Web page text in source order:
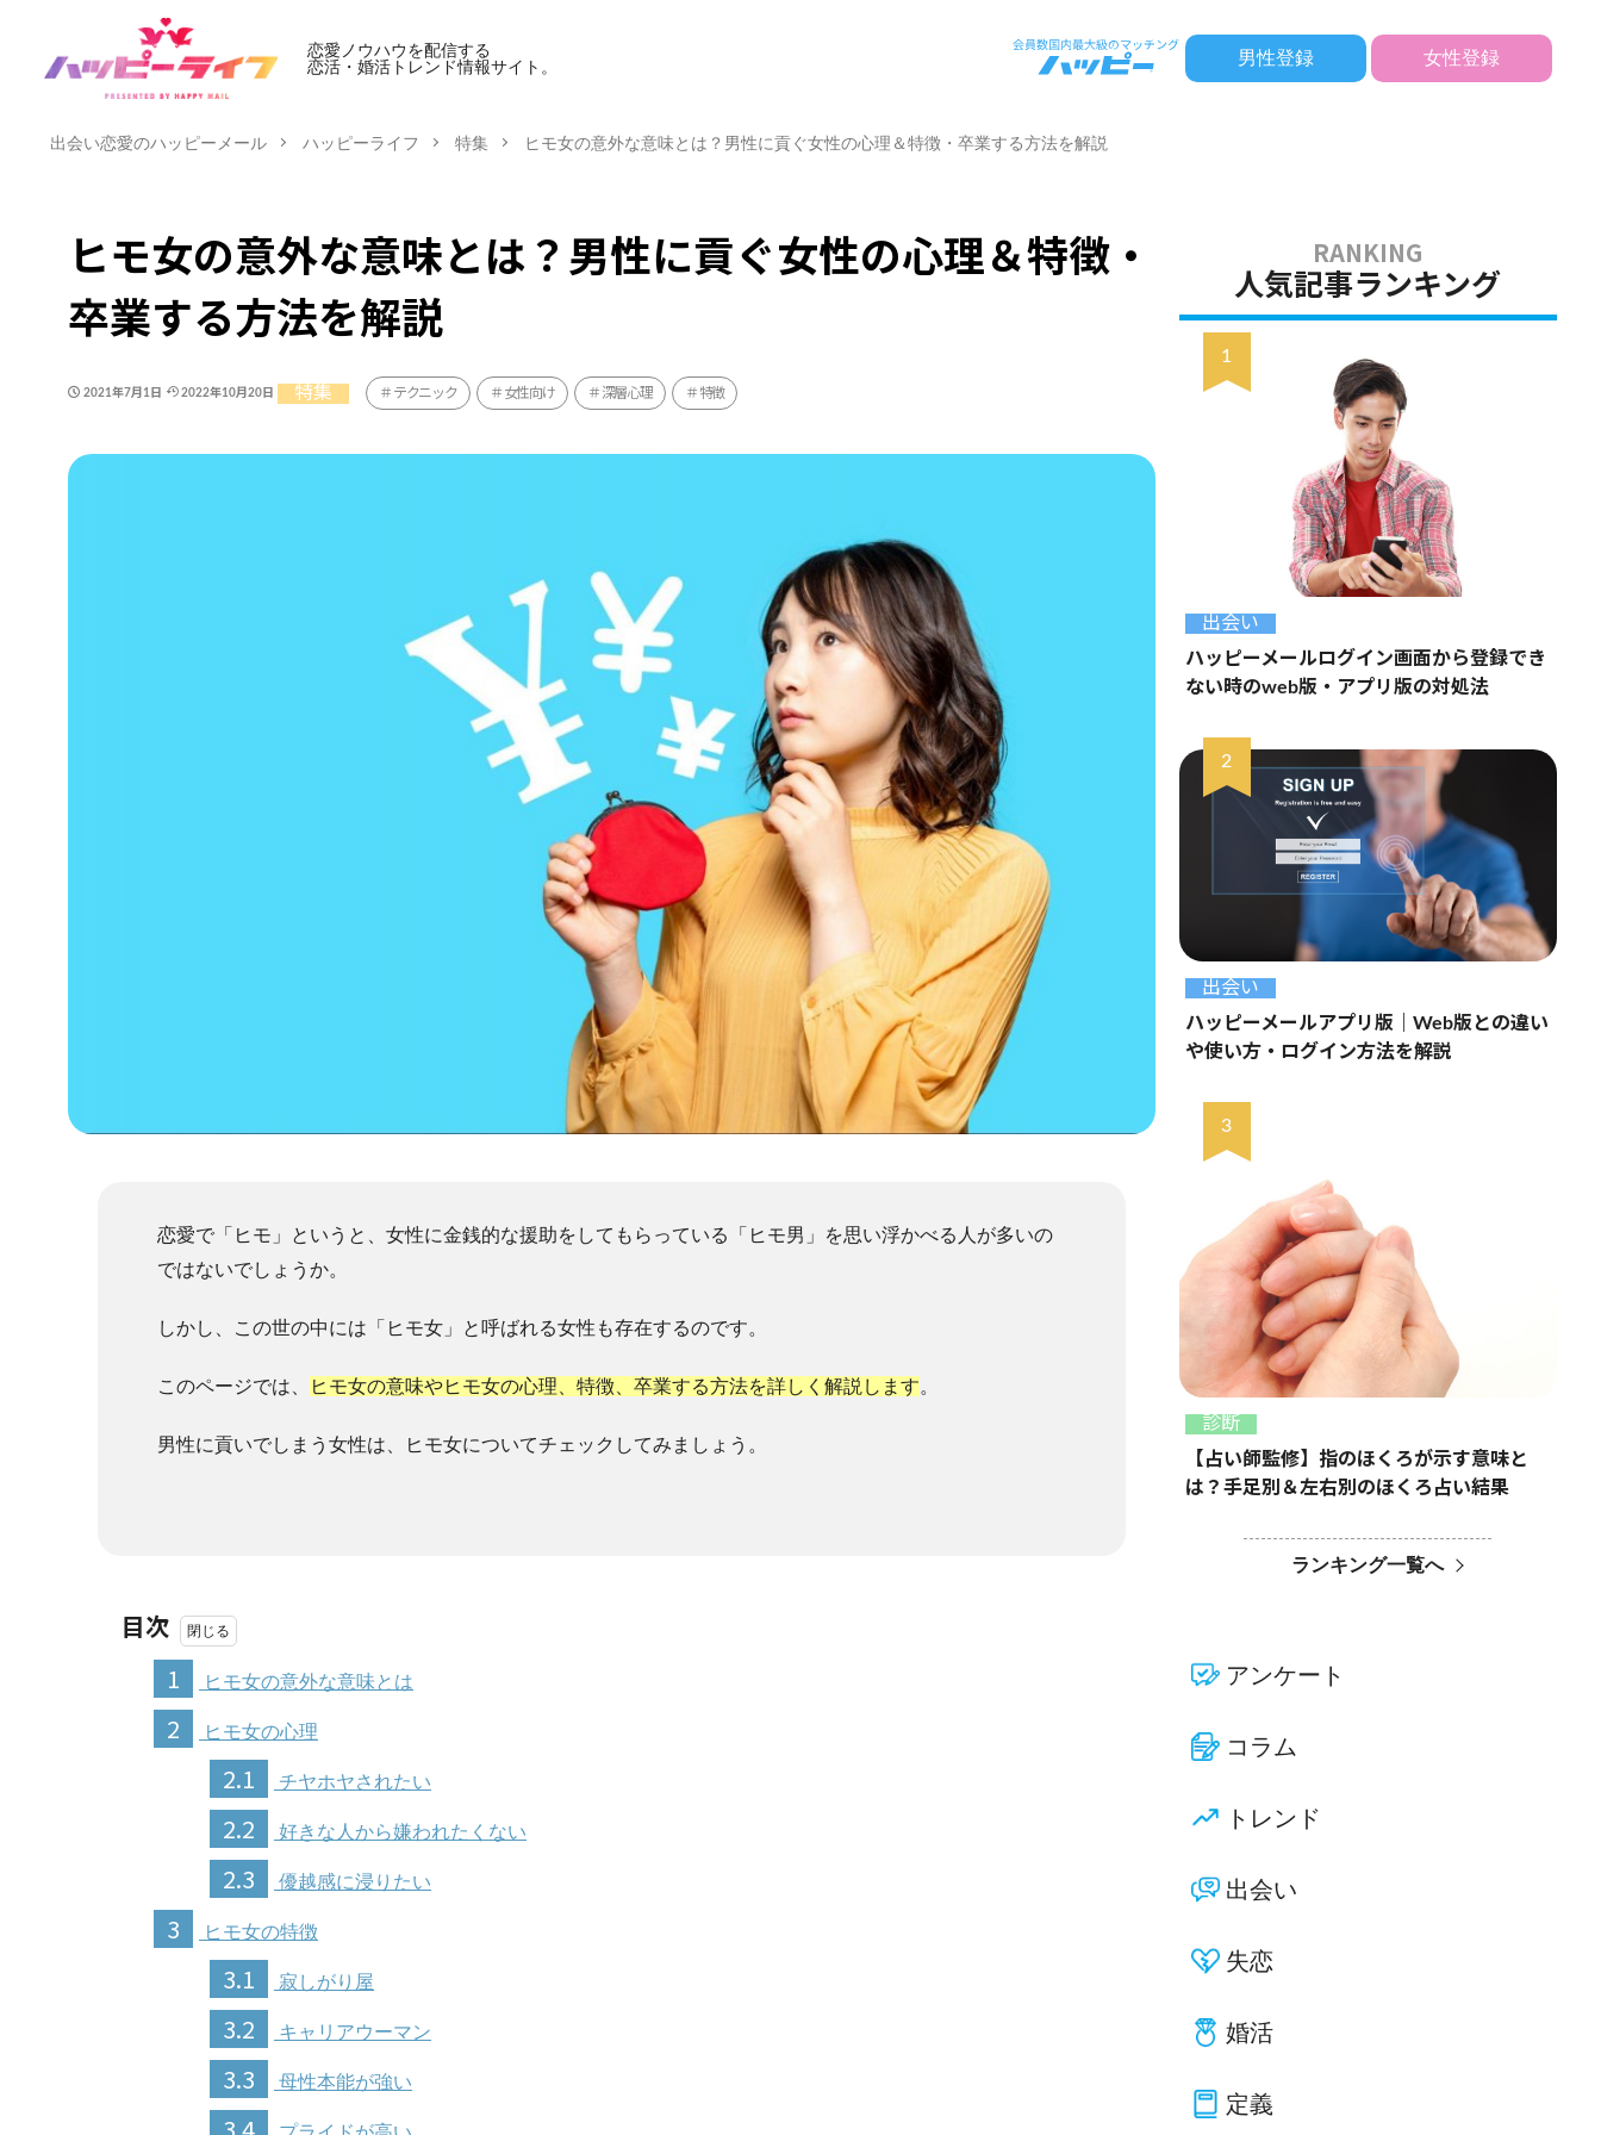
恋愛ノウハウを配信する
恋活・婚活トレンド情報サイト。
男性登録 女性登録
出会い恋愛のハッピーメール ハッピーライフ 特集 ヒモ女の意外な意味とは？男性に貢ぐ女性の心理＆特徴・卒業する方法を解説
ヒモ女の意外な意味とは？男性に貢ぐ女性の心理＆特徴・
卒業する方法を解説
2021年7月1日 2022年10月20日 特集 テクニック 女性向け 深層心理 特徴
恋愛で「ヒモ」というと、女性に金銭的な援助をしてもらっている「ヒモ男」を思い浮かべる人が多いの
ではないでしょうか。
しかし、この世の中には「ヒモ女」と呼ばれる女性も存在するのです。
このページでは、 ヒモ女の意味やヒモ女の心理、特徴、卒業する方法を詳しく解説します。
男性に貢いでしまう女性は、ヒモ女についてチェックしてみましょう。
目次
1
ヒモ女の意外な意味とは
2 ヒモ女の心理
2.1 チヤホヤされたい
2.2 好きな人から嫌われたくない
2.3 優越感に浸りたい
3 ヒモ女の特徴
3.1 寂しがり屋
3.2 キャリアウーマン
3.3 母性本能が強い
人気記事ランキング
出会い
ハッピーメールログイン画面から登録でき
ない時のweb版・アプリ版の対処法
出会い
ハッピーメールアプリ版｜Web版との違い
や使い方・ログイン方法を解説
診断
【占い師監修】指のほくろが示す意味と
は？手足別＆左右別のほくろ占い結果
ランキング一覧へ
アンケート
コラム
トレンド
出会い
失恋
婚活
定義